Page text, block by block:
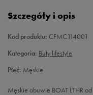
44 28 cm
Szczegóły i opis
Kod produktu: CFMC114001
Kategoria: Buty lifestyle
Płeć: Męskie
Męskie obuwie BOAT LTHR